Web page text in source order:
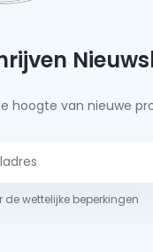
hoogte van nieuwe
de wettelijke beperkingen